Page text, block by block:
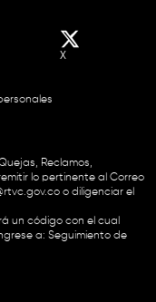
X
Reclamos,
lo pertinente al Correo
o diligenciar el
un código con el cual
a: Seguimiento de